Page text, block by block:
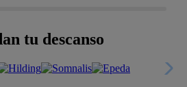
tu descanso